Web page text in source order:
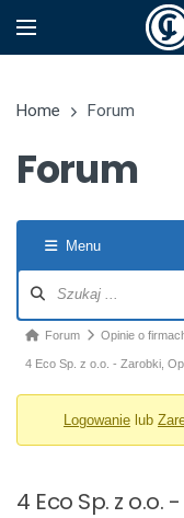
Home Forum
Forum
Menu
Ścieżka forum - jesteś tutaj:
Forum Opinie o
4 Eco Sp. z o.o. - Zarobki,
Logowanie lub
4 Eco Sp. z o.o.